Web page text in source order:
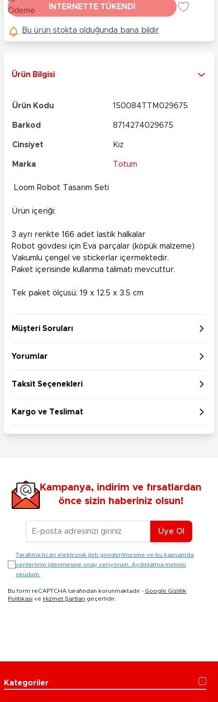
İNTERNETTE TÜKENDİ
Bu ürün stokta olduğunda bana bildir
Ürün Bilgisi
Ürün Kodu 150084TTM029675
Barkod 8714274029675
Cinsiyet Kız
Marka Totum
Loom Robot Tasarım Seti
Ürün içeriği:
3 ayrı renkte 166 adet lastik halkalar
Robot gövdesi için Eva parçalar (köpük malzeme)
Vakumlu çengel ve stickerlar içermektedir.
Paket içerisinde kullanma talimatı mevcuttur.
Tek paket ölçüsü: 19 x 12.5 x 3.5 cm
Müşteri Soruları
Yorumlar
Taksit Seçenekleri
Kargo ve Teslimat
Kampanya, indirim ve fırsatlardan
önce sizin haberiniz olsun!
E-posta Adresiniz
Üye Ol
Tarafıma ticari elektronik ileti gönderilmesine ve bu kapsamda
verilerimin işlenmesine onay veriyorum. Aydınlatma metnini
okudum.
Bu form reCAPTCHA tarafından korunmaktadır - Google Gizlilik
Politikası ve Hizmet Şartları geçerlidir.
Kategoriler